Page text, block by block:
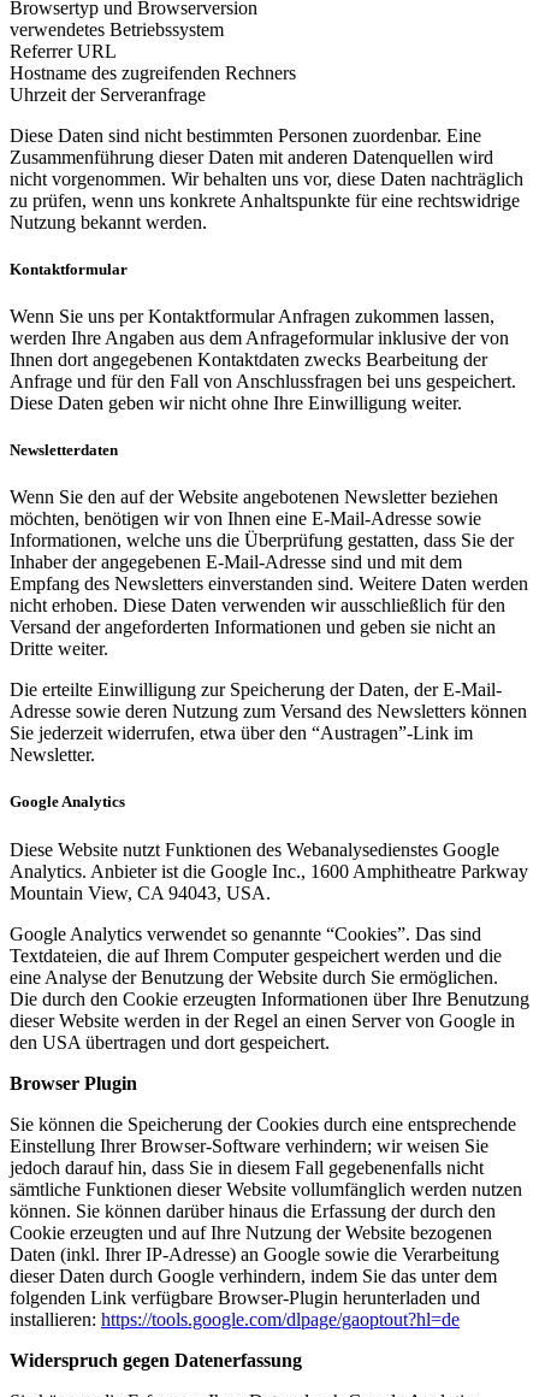
Browsertyp und Browserversion
verwendetes Betriebssystem
Referrer URL
Hostname des zugreifenden Rechners
Uhrzeit der Serveranfrage
Diese Daten sind nicht bestimmten Personen zuordenbar. Eine
Zusammenführung dieser Daten mit anderen Datenquellen wird
nicht vorgenommen. Wir behalten uns vor, diese Daten nachträglich
zu prüfen, wenn uns konkrete Anhaltspunkte für eine rechtswidrige
Nutzung bekannt werden.
Kontaktformular
Wenn Sie uns per Kontaktformular Anfragen zukommen lassen,
werden Ihre Angaben aus dem Anfrageformular inklusive der von
Ihnen dort angegebenen Kontaktdaten zwecks Bearbeitung der
Anfrage und für den Fall von Anschlussfragen bei uns gespeichert.
Diese Daten geben wir nicht ohne Ihre Einwilligung weiter.
Newsletterdaten
Wenn Sie den auf der Website angebotenen Newsletter beziehen
möchten, benötigen wir von Ihnen eine E-Mail-Adresse sowie
Informationen, welche uns die Überprüfung gestatten, dass Sie der
Inhaber der angegebenen E-Mail-Adresse sind und mit dem
Empfang des Newsletters einverstanden sind. Weitere Daten werden
nicht erhoben. Diese Daten verwenden wir ausschließlich für den
Versand der angeforderten Informationen und geben sie nicht an
Dritte weiter.
Die erteilte Einwilligung zur Speicherung der Daten, der E-Mail-
Adresse sowie deren Nutzung zum Versand des Newsletters können
Sie jederzeit widerrufen, etwa über den “Austragen”-Link im
Newsletter.
Google Analytics
Diese Website nutzt Funktionen des Webanalysedienstes Google
Analytics. Anbieter ist die Google Inc., 1600 Amphitheatre Parkway
Mountain View, CA 94043, USA.
Google Analytics verwendet so genannte “Cookies”. Das sind
Textdateien, die auf Ihrem Computer gespeichert werden und die
eine Analyse der Benutzung der Website durch Sie ermöglichen.
Die durch den Cookie erzeugten Informationen über Ihre Benutzung
dieser Website werden in der Regel an einen Server von Google in
den USA übertragen und dort gespeichert.
Browser Plugin
Sie können die Speicherung der Cookies durch eine entsprechende
Einstellung Ihrer Browser-Software verhindern; wir weisen Sie
jedoch darauf hin, dass Sie in diesem Fall gegebenenfalls nicht
sämtliche Funktionen dieser Website vollumfänglich werden nutzen
können. Sie können darüber hinaus die Erfassung der durch den
Cookie erzeugten und auf Ihre Nutzung der Website bezogenen
Daten (inkl. Ihrer IP-Adresse) an Google sowie die Verarbeitung
dieser Daten durch Google verhindern, indem Sie das unter dem
folgenden Link verfügbare Browser-Plugin herunterladen und
installieren: https://tools.google.com/dlpage/gaoptout?hl=de
Widerspruch gegen Datenerfassung